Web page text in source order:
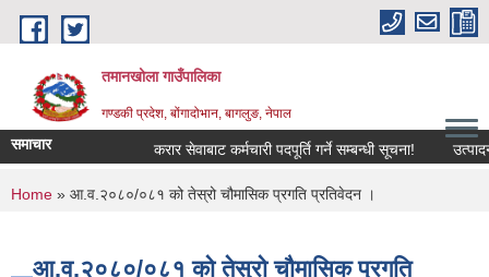
Skip to main content
तमानखोला गाउँपालिका
गण्डकी प्रदेश, बोंगादोभान, बागलुङ, नेपाल
समाचार करार सेवाबाट कर्मचारी पदपूर्ति गर्ने सम्बन्धी सूचना!
You are here
Home » आ.व.२०८०/०८१ को तेस्रो चौमासिक प्रगति प्रतिवेदन ।
आ.व.२०८०/०८१ को तेस्रो चौमासिक प्रगति